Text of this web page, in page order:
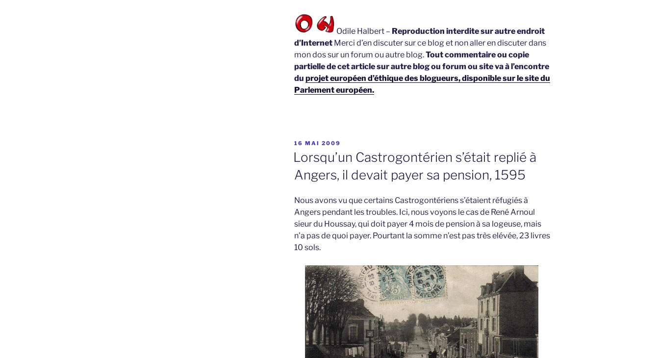
Odile Halbert – Reproduction interdite sur autre endroit
d’Internet Merci d’en discuter sur ce blog et non aller en discuter dans
mon dos sur un forum ou autre blog.Tout commentaire ou copie
partielle de cet article sur autre blog ou forum ou site va à l’encontre
du projet européen d’éthique des blogueurs, disponible sur le site du
Parlement européen.
PUBLIÉ
16 MAI 2009
Lorsqu’un Castrogontérien s’était replié à
Angers, il devait payer sa pension, 1595
Nous avons vu que certains Castrogontériens s’étaient réfugiés à
Angers pendant les troubles. Ici, nous voyons le cas de René Arnoul
sieur du Houssay, qui doit payer 4 mois de pension à sa logeuse, mais
n’a pas de quoi payer. Pourtant la somme n’est pas très elévée, 23 livres
10 sols.